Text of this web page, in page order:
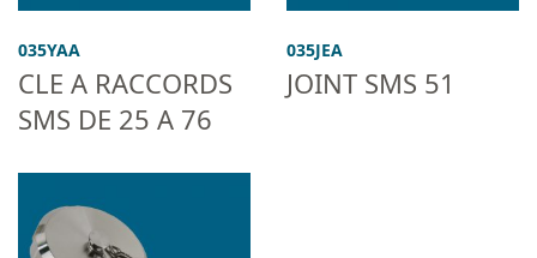
035YAA
CLE A RACCORDS
SMS DE 25 A 76
035JEA
JOINT SMS 51